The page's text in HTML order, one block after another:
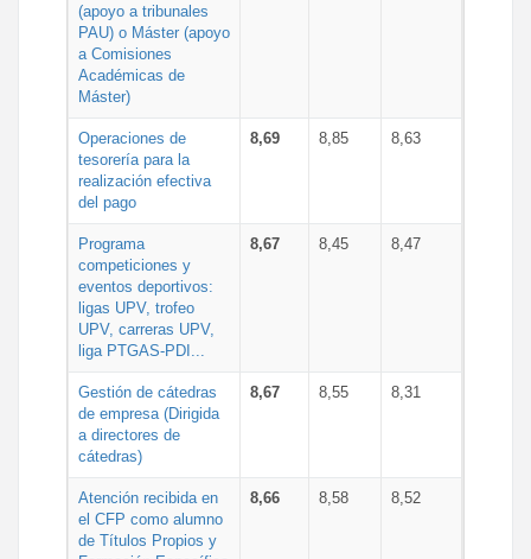
(apoyo a tribunales
PAU) o Máster (apoyo
a Comisiones
Académicas de
Máster)
Operaciones de
tesorería para la
realización efectiva
del pago
8,69 8,85 8,63
Programa
competiciones y
eventos deportivos:
ligas UPV, trofeo
UPV, carreras UPV,
liga PTGAS-PDI...
8,67 8,45 8,47
Gestión de cátedras
de empresa (Dirigida
a directores de
cátedras)
8,67 8,55 8,31
Atención recibida en
el CFP como alumno
de Títulos Propios y
8,66 8,58 8,52